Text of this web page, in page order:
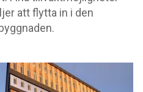
att flytta in i den